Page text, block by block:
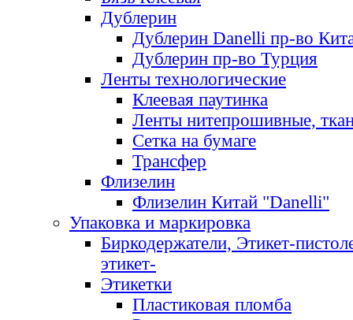
Дублерин
Дублерин Danelli пр-во
Дублерин пр-во Турция
Ленты технологические
Клеевая паутинка
Ленты нитепрошивные,
Сетка на бумаге
Трансфер
Флизелин
Флизелин Китай "Danelli"
Упаковка и маркировка
Биркодержатели, Этикет-
этикет-
Этикетки
Пластиковая пломба